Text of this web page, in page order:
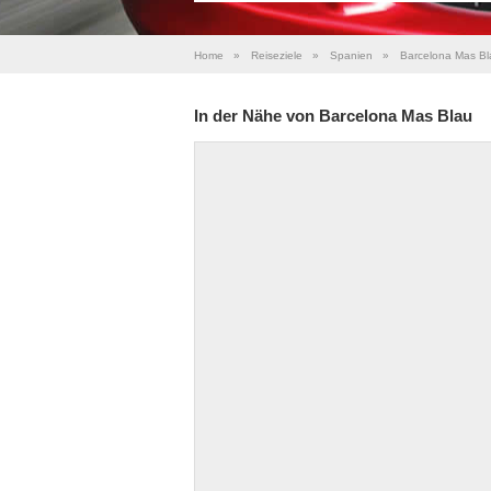
Home » Reiseziele » Spanien » Barcelona Mas
In der Nähe von Barcelona Mas Blau